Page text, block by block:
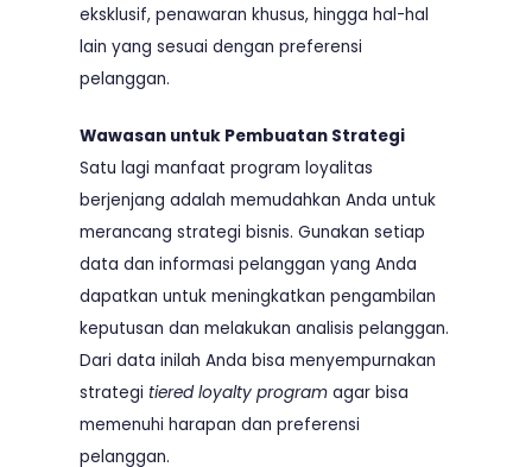
eksklusif, penawaran khusus, hingga hal-hal
lain yang sesuai dengan preferensi
pelanggan.
Wawasan untuk Pembuatan Strategi
Satu lagi manfaat program loyalitas
berjenjang adalah memudahkan Anda untuk
merancang strategi bisnis. Gunakan setiap
data dan informasi pelanggan yang Anda
dapatkan untuk meningkatkan pengambilan
keputusan dan melakukan analisis pelanggan.
Dari data inilah Anda bisa menyempurnakan
strategi tiered loyalty programagar bisa
memenuhi harapan dan preferensi
pelanggan.